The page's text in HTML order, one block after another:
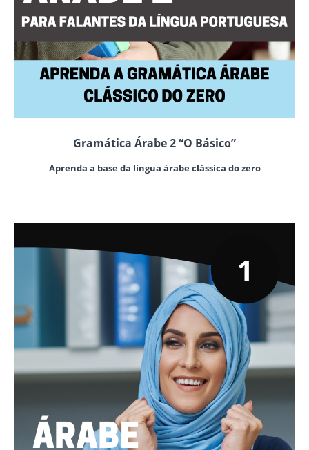
Gramática Árabe 2 “O Básico”
Aprenda a base da língua árabe clássica do zero